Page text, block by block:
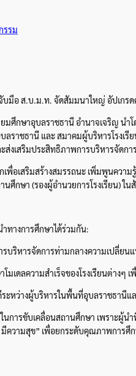
รรม
มือ ส.บ.ม.ท. จัดสัมมนาใหญ่ อัปเกร
ศึกษาอุบลราชธานี อำนาจเจริญ น
ราชธานี และ สมาคมผู้บริหารโรงเ
งเสริมประสิทธิภาพการบริหารจัดก
พื่อเสริมสร้างสมรรถนะ เพิ่มพูนคว
ศึกษา (รองผู้อำนวยการโรงเรียน)
ทางการศึกษาได้ร่วมกัน:
บริหารจัดการท่ามกลางความเปลี่ยน
เดลความสำเร็จของโรงเรียนต่างๆ
ะหว่างผู้บริหารในพื้นที่อุบลราชธา
ารขับเคลื่อนสถานศึกษา เพราะผู้น
มีความสุข” เพื่อยกระดับคุณภาพกา